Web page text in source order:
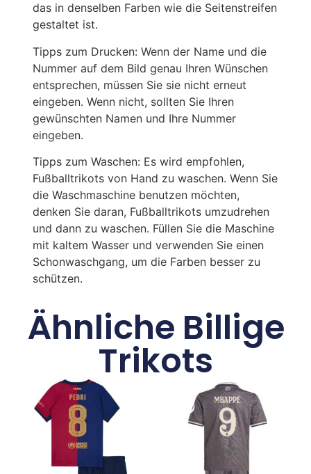
das in denselben Farben wie die Seitenstreifen
gestaltet ist.
Tipps zum Drucken: Wenn der Name und die
Nummer auf dem Bild genau Ihren Wünschen
entsprechen, müssen Sie sie nicht erneut
eingeben. Wenn nicht, sollten Sie Ihren
gewünschten Namen und Ihre Nummer
eingeben.
Tipps zum Waschen: Es wird empfohlen,
Fußballtrikots von Hand zu waschen. Wenn Sie
die Waschmaschine benutzen möchten,
denken Sie daran, Fußballtrikots umzudrehen
und dann zu waschen. Füllen Sie die Maschine
mit kaltem Wasser und verwenden Sie einen
Schonwaschgang, um die Farben besser zu
schützen.
Ähnliche Billige
Trikots